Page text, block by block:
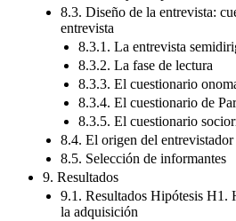
8.3. Diseño de la entrevista:
entrevista
8.3.1. La entrevista
8.3.2. La fase de lectura
8.3.3. El cuestionario
8.3.4. El cuestionario de
8.3.5. El cuestionario
8.4. El origen del entrevistador
8.5. Selección de informantes
9. Resultados
9.1. Resultados Hipótesis H1.
la adquisición